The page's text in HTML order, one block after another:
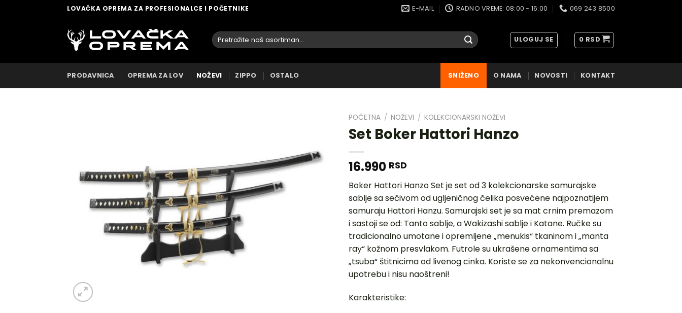
LOVAČKA OPREMA ZA PROFESIONALCE I POČETNIKE E-MAIL RADNO VREME: 08:00 - 16:00 069 243 8500
Pretraga
za:
ULOGUJ SE 0 RSD
PRODAVNICA OPREMA ZA LOV NOŽEVI ZIPPO OSTALO SNIŽENO O NAMA NOVOSTI KONTAKT
DODAJ
POČETNA / NOŽEVI / KOLEKCIONARSKI NOŽEVI
Set Boker Hattori Hanzo
16.990 RSD
Boker Hattori Hanzo Set je set od 3 kolekcionarske samurajske
sablje sa sečivom od ugljeničnog čelika posvećene najpoznatijem
samuraju Hattori Hanzu. Samurajski set je sa mat crnim premazom
i sastoji se od: Tanto sablje, a Wakizashi sablje i Katane. Ručke su
tradicionalno umotane i opremljene „menukis“ tkaninom i „manta
ray“ kožnom presvlakom. Futrole su ukrašene ornamentima sa
„tsuba“ štitnicima od livenog cinka. Koriste se za nekonvencionalnu
upotrebu i nisu naoštreni!
Karakteristike: